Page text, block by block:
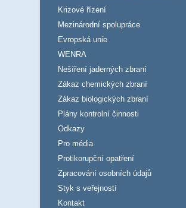
Krizové řízení
Mezinárodní spolupráce
Evropská unie
WENRA
Nešíření jaderných zbraní
Zákaz chemických zbraní
Zákaz biologických zbraní
Plány kontrolní činnosti
Odkazy
Pro média
Protikorupční opatření
Zpracování osobních údajů
Styk s veřejností
Kontakt